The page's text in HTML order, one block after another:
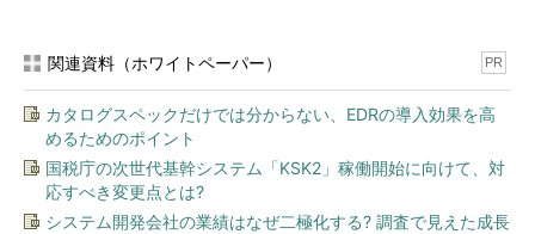
関連資料（ホワイトペーパー） PR
カタログスペックだけでは分からない、EDRの導入効果を高
めるためのポイント
国税庁の次世代基幹システム「KSK2」稼働開始に向けて、対
応すべき変更点とは?
システム開発会社の業績はなぜ二極化する? 調査で見えた成長